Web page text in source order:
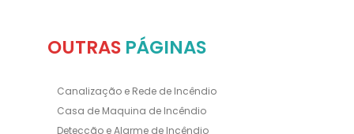
OUTRAS PÁGINAS
Canalização e Rede de Incêndio
Casa de Maquina de Incêndio
Deteccão e Alarme de Incêndio